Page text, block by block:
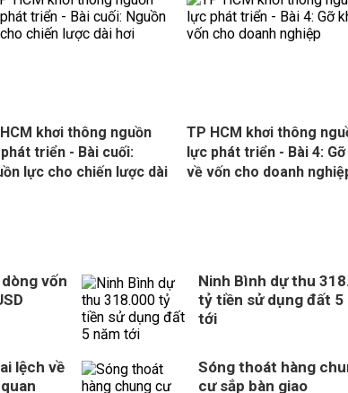
khơi thông nguồn
triển - Bài cuối:
lực cho chiến lược dài
TP HCM khơi thông
lực phát triển - Bài 4:
về vốn cho doanh
vốn
Ninh Bình dự thu
tỷ tiền sử dụng đất 5
tới
lệch về
Sóng thoát hàng
cư sắp bàn giao